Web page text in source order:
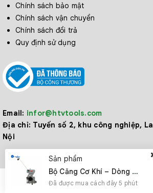
Chính sách bảo mật
Chính sách vận chuyển
Chính sách đổi trả
Quy định sử dụng
Email: infor@htvtools.com
Địa chỉ: Tuyến số 2, khu công nghiệp,
Nội
Sản phẩm
Bộ Căng Cơ Khí – Dòng TCL
Đã được mua cách đây 5 phút